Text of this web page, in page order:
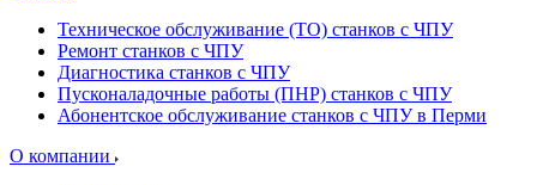
Техническое обслуживание (ТО) станков с ЧПУ
Ремонт станков с ЧПУ
Диагностика станков с ЧПУ
Пусконаладочные работы (ПНР) станков с ЧПУ
Абонентское обслуживание станков с ЧПУ в Перми
О компании